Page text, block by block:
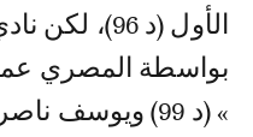
الأول (د
بواسطة المصري
» (د 99) ويوسف ناصر (د 110).